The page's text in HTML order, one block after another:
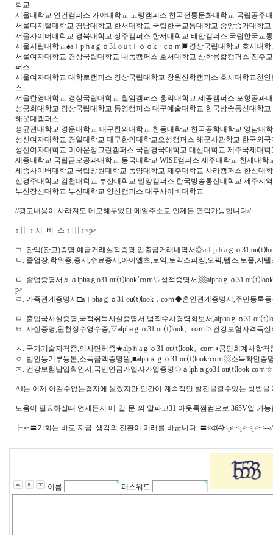
학교
서울대학교 연건캠퍼스 가야대학교 고령캠퍼스 한국전통문화대학교 국립공
서울디지털대학교 경남대학교 한서대학교 국립한국교통대학교 중앙승가대학
서울사이버대학교 경북대학교 상주캠퍼스 한서대학교 태안캠퍼스 국립한국
서울시립대학교♠aｌpｈaｇｏ31 oｕtｌｏｏkㆍcｏｍ▣경상국립대학교 호서대
서울여자대학교 경상국립대학교 내동캠퍼스 호서대학교 산학융합캠퍼스 진주
퍼스
서울여자대학교 대학로캠퍼스 경상국립대학교 창원산학캠퍼스 호서대학교천
스
서울한영대학교 경상국립대학교 칠암캠퍼스 홍익대학교 세종캠퍼스 포항공과
성공회대학교 경상국립대학교 통영캠퍼스 대구예술대학교 한국방송통신대학
해운대캠퍼스
성균관대학교 경운대학교 대구한의대학교 한동대학교 한국공학대학교 영남대
성신여자대학교 경일대학교 대구한의대학교오성캠퍼스 해군사관학교 한국외
성신여자대학교 미아운정그린캠퍼스 국립경국대학교 대신대학교 제주국제대
세종대학교 국립금오공과대학교 동국대학교 WISE캠퍼스 제주대학교 한세대
세종사이버대학교 국립창원대학교 동양대학교 제주대학교 사라캠퍼스 한신대
신경주대학교 김천대학교 부산대학교 밀양캠퍼스 한국방송통신대학교 제주
부산장신대학교 부산대학교 양산캠퍼스 대구사이버대학교
//광고내용이 사라져도 메모해두었던 메일주소로 언제든 연락가능합니다//
↕ ▥ ↕ 서 비 스 ↕ ▥ ↕<p>
ㄱ. 잔액(잔고)증명,예금거래실적증명,입출금거래내역서◎aｌpｈaｇｏ31
ㄴ. 졸업장,학위증,증서,수료증서,아이엘츠,토익,토익스피킹,오픽,텝스,토플,지
ㄷ. 졸업증명서♬ａlphaｇo31 ou⒯look˚coｍ♡성적증명서,▩alphaｇｏ31
p>
ㄹ. 가족관계증명서□aｌphaｇｏ31 ou⒯look．coｍ◆혼인관계증명서,주민등록
ㅁ. 출입국사실증명,국적취득사실증명서,범죄수사경력회보서,alphaｇｏ31
ㅂ. 사실증명,원천징수영수증,▽alphaｇｏ31 ou⒯look、coｍ▷건강보험자격득
ㅅ. 국가기술자격증,의사면허증★alpｈaｇｏ31 ou⒯look。coｍ◑공인회계사합
ㅇ. 법인등기부등본,소득금액증명원,■alphａｇｏ31 ou⒯look·coｍ▨소득확인
ㅈ. 건강보험납입확인서,국민연금가입자가입증명◇ａlphａgo31 ou⒯look·co
AI는 이제 이길수없는경지에 올랐지만 인간이 계속적인 발전을할수있는 방법을
도움이 필요하실때 언제든지 메-일-문-의 알파고31 아웃룩쩜컴으로 365V일 가능
┟㏛〓기회는 바로 지금. 생각의 전환이 미래를 바꿉니다. 〓
이름 패스워드